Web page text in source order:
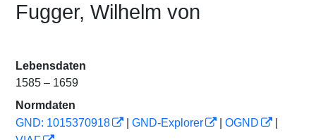
Fugger, Wilhelm von
Lebensdaten
1585 – 1659
Normdaten
GND: 1015370918
GND-Explorer OGND